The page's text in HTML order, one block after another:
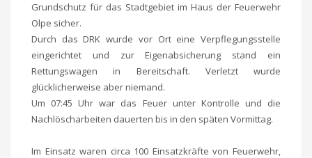
Grundschutz für das Stadtgebiet im Haus der Feuerwehr
Olpe sicher.
Durch das DRK wurde vor Ort eine Verpflegungsstelle
eingerichtet und zur Eigenabsicherung stand ein
Rettungswagen in Bereitschaft. Verletzt wurde
glücklicherweise aber niemand.
Um 07:45 Uhr war das Feuer unter Kontrolle und die
Nachlöscharbeiten dauerten bis in den späten Vormittag.
Im Einsatz waren circa 100 Einsatzkräfte von Feuerwehr,